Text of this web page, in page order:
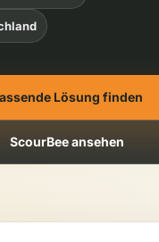
Lösung finden
ScourBee ansehen